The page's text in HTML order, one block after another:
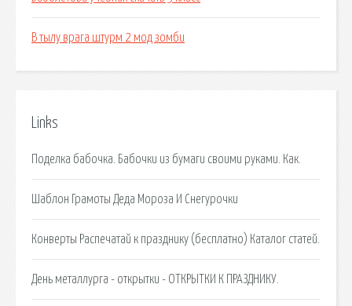
В тылу врага штурм 2 мод зомби
Links
Поделка бабочка. Бабочки из бумаги своими руками. Как.
Шаблон Грамоты Деда Мороза И Снегурочки
Конверты Распечатай к празднику (бесплатно) Каталог статей.
День металлурга - открытки - ОТКРЫТКИ К ПРАЗДНИКУ.